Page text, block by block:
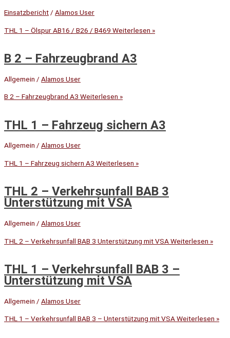
Einsatzbericht / Alamos User
THL 1 – Ölspur AB16 / B26 / B469 Weiterlesen »
B 2 – Fahrzeugbrand A3
Allgemein / Alamos User
B 2 – Fahrzeugbrand A3 Weiterlesen »
THL 1 – Fahrzeug sichern A3
Allgemein / Alamos User
THL 1 – Fahrzeug sichern A3 Weiterlesen »
THL 2 – Verkehrsunfall BAB 3
Unterstützung mit VSA
Allgemein / Alamos User
THL 2 – Verkehrsunfall BAB 3 Unterstützung mit VSAWeiterlesen »
THL 1 – Verkehrsunfall BAB 3 –
Unterstützung mit VSA
Allgemein / Alamos User
THL 1 – Verkehrsunfall BAB 3 – Unterstützung mit VSAWeiterlesen »